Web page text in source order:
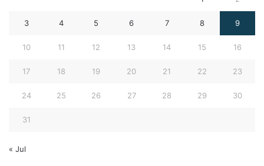
3 4 5 6 7 8 9
10 11 12 13 14 15 16
17 18 19 20 21 22 23
24 25 26 27 28 29 30
31
« Jul